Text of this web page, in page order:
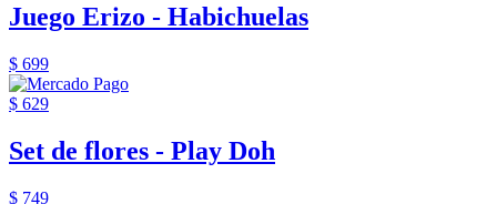
Juego Erizo - Habichuelas
$ 699
$ 629
Set de flores - Play Doh
$ 749